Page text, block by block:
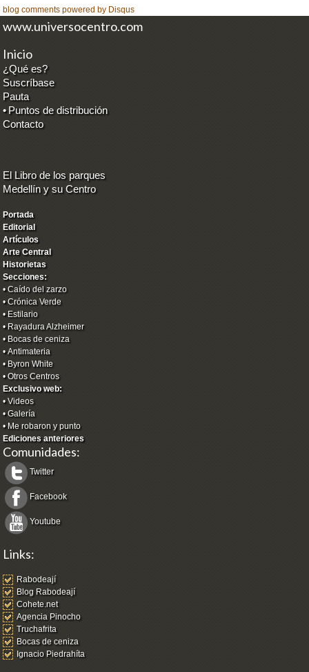
blog comments powered by Disqus
www.universocentro.com
Inicio
¿Qué es?
Suscríbase
Pauta
• Puntos de distribución
Contacto
El Libro de los parques
Medellín y su Centro
Portada
Editorial
Artículos
Arte Central
Historietas
Secciones:
•Caído del zarzo
•Crónica Verde
• Estilario
• Rayadura Alzheimer
• Bocas de ceniza
•Antimateria
• Byron White
•Otros Centros
Exclusivo web:
•Videos
•Galería
• Me robaron y punto
Ediciones anteriores
Comunidades:
Twitter
Facebook
Youtube
Links:
Rabodeají
Blog Rabodeají
Cohete.net
Agencia Pinocho
Truchafrita
Bocas de ceniza
Ignacio Piedrahíta